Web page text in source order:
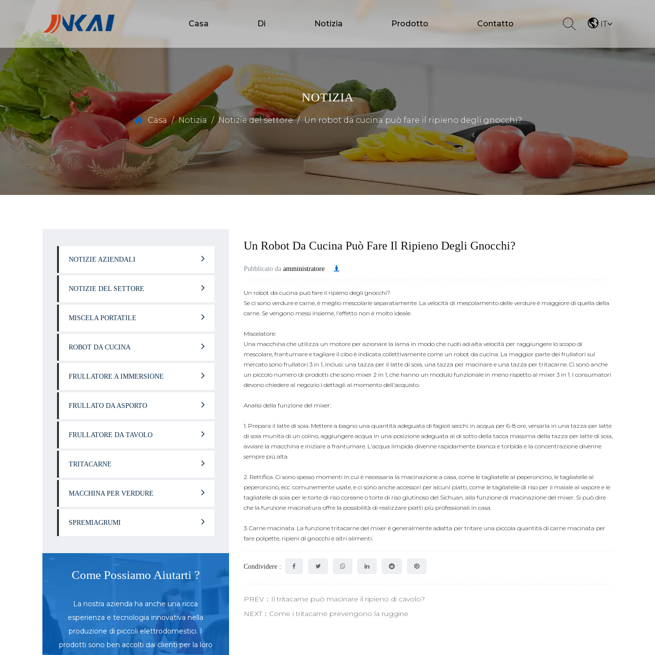
Casa Di Notizia Prodotto Contatto IT
NOTIZIA
Casa / Notizia / Notizie del settore / Un robot da cucina può fare il ripieno degli gnocchi?
NOTIZIE AZIENDALI
NOTIZIE DEL SETTORE
MISCELA PORTATILE
ROBOT DA CUCINA
FRULLATORE A IMMERSIONE
FRULLATO DA ASPORTO
FRULLATORE DA TAVOLO
TRITACARNE
MACCHINA PER VERDURE
SPREMIAGRUMI
Come Possiamo Aiutarti ?
La nostra azienda ha anche una ricca
esperienza e tecnologia innovativa nella
produzione di piccoli elettrodomestici. I
prodotti sono ben accolti dai clienti per la loro
Un Robot Da Cucina Può Fare Il Ripieno Degli Gnocchi?
Pubblicato da amministratore
Un robot da cucina può fare il ripieno degli gnocchi?
Se ci sono verdure e carne, è meglio mescolarle separatamente. La velocità di mescolamento delle verdure è maggiore di quella della
carne. Se vengono messi insieme, l'effetto non è molto ideale.
Miscelatore:
Una macchina che utilizza un motore per azionare la lama in modo che ruoti ad alta velocità per raggiungere lo scopo di
mescolare, frantumare e tagliare il cibo è indicata collettivamente come un robot da cucina. La maggior parte dei frullatori sul
mercato sono frullatori 3 in 1, inclusi: una tazza per il latte di soia, una tazza per macinare e una tazza per tritacarne. Ci sono anche
un piccolo numero di prodotti che sono mixer 2 in 1, che hanno un modulo funzionale in meno rispetto al mixer 3 in 1. I consumatori
devono chiedere al negozio i dettagli al momento dell'acquisto.
Analisi della funzione del mixer:
1. Prepara il latte di soia. Mettere a bagno una quantità adeguata di fagioli secchi in acqua per 6-8 ore, versarla in una tazza per latte
di soia munita di un colino, aggiungere acqua in una posizione adeguata al di sotto della tacca massima della tazza per latte di soia,
avviare la macchina e iniziare a frantumare. L'acqua limpida divenne rapidamente bianca e torbida e la concentrazione divenne
sempre più alta
2. Rettifica. Ci sono spesso momenti in cui è necessaria la macinazione a casa, come le tagliatelle al peperoncino, le tagliatelle al
peperoncino, ecc. comunemente usate, e ci sono anche accessori per alcuni piatti, come le tagliatelle di riso per il maiale al vapore e le
tagliatelle di soia per le torte di riso coreane o torte di riso glutinoso del Sichuan. alla funzione di macinazione del mixer. Si può dire
che la funzione macinatura offre la possibilità di realizzare piatti più professionali in casa.
3. Carne macinata. La funzione tritacarne del mixer è generalmente adatta per tritare una piccola quantità di carne macinata per
fare polpette, ripieni di gnocchi e altri alimenti.
Condividere :
PREV：Il tritacarne può macinare il ripieno di cavolo?
NEXT：Come i tritacarne prevengono la ruggine